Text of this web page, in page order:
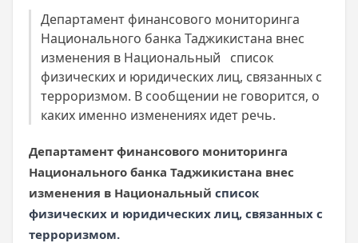
Департамент финансового мониторинга
Национального банка Таджикистана внес
изменения в Национальный список
физических и юридических лиц, связанных с
терроризмом. В сообщении не говорится, о
каких именно изменениях идет речь.
Департамент финансового мониторинга
Национального банка Таджикистана внес
изменения в Национальный список
физических и юридических лиц, связанных с
терроризмом.